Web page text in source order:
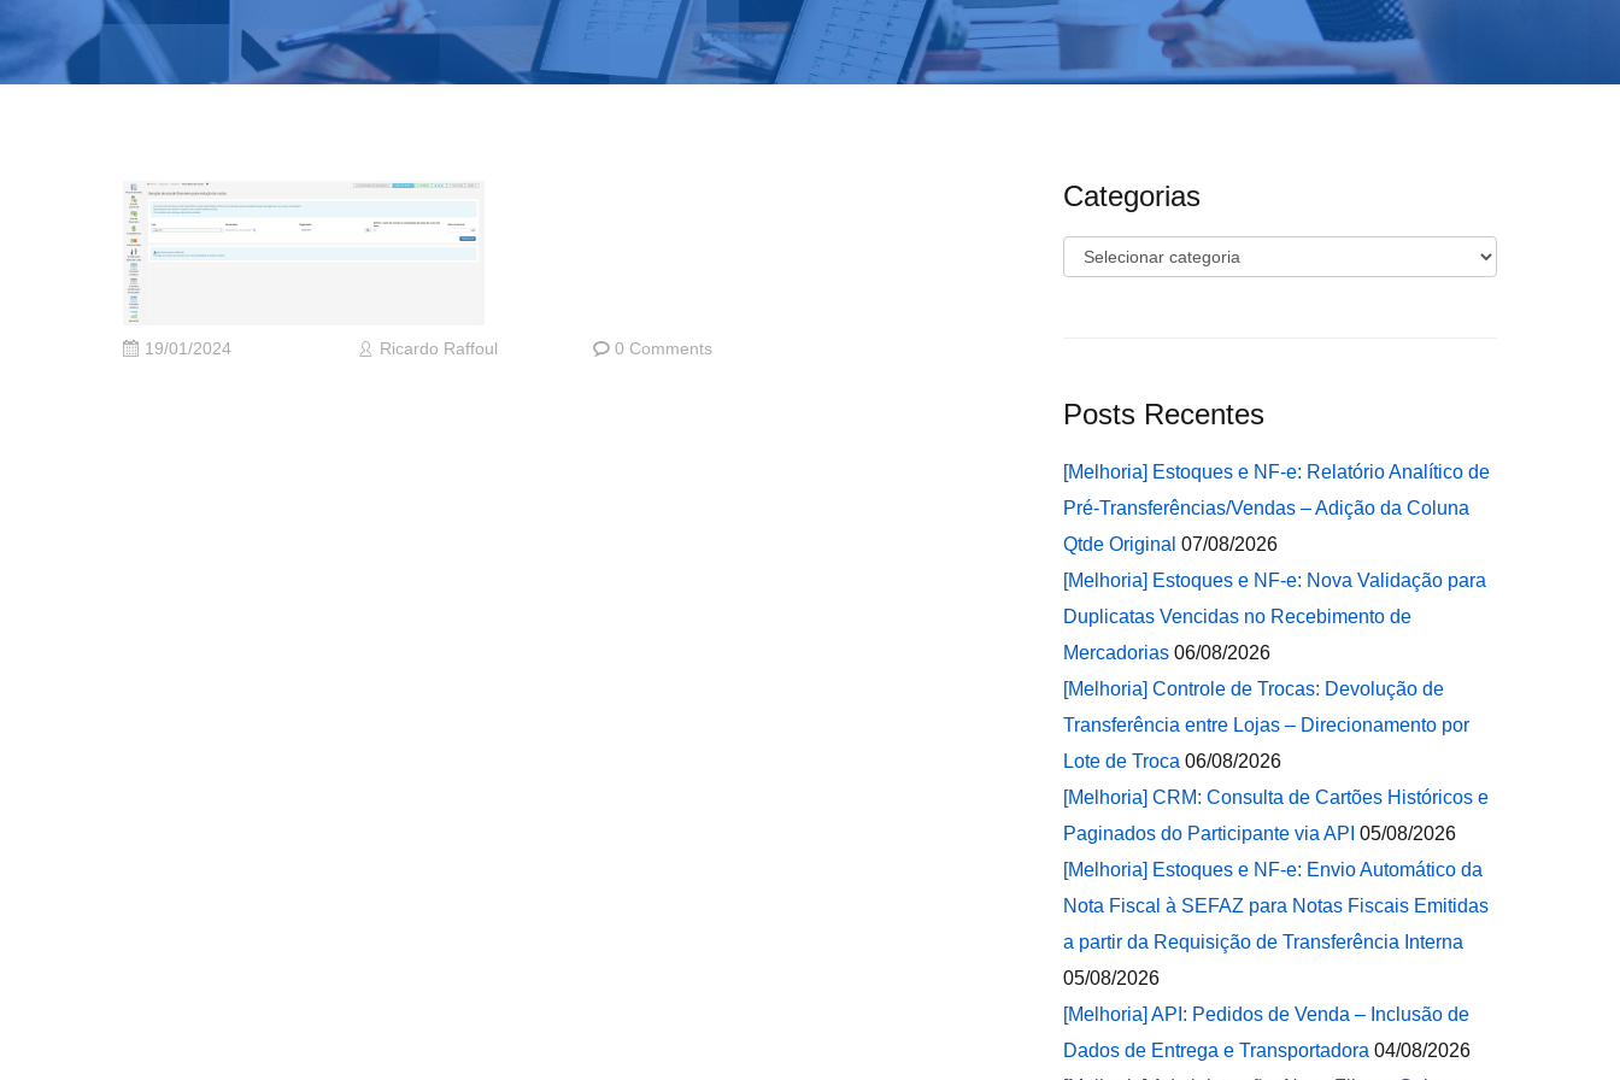
19/01/2024 Ricardo Raffoul 0 Comments
Categorias
Categorias
Posts Recentes
[Melhoria] Estoques e NF-e: Relatório Analítico de
Pré-Transferências/Vendas – Adição da Coluna
Qtde Original 07/08/2026
[Melhoria] Estoques e NF-e: Nova Validação para
Duplicatas Vencidas no Recebimento de
Mercadorias 06/08/2026
[Melhoria] Controle de Trocas: Devolução de
Transferência entre Lojas – Direcionamento por
Lote de Troca 06/08/2026
[Melhoria] CRM: Consulta de Cartões Históricos e
Paginados do Participante via API 05/08/2026
[Melhoria] Estoques e NF-e: Envio Automático da
Nota Fiscal à SEFAZ para Notas Fiscais Emitidas
a partir da Requisição de Transferência Interna
05/08/2026
[Melhoria] API: Pedidos de Venda – Inclusão de
Dados de Entrega e Transportadora 04/08/2026